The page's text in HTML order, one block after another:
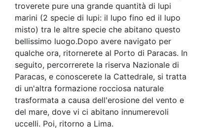
troverete pure una grande quantità di lupi
marini (2 specie di lupi: il lupo fino ed il lupo
misto) tra le altre specie che abitano questo
bellissimo luogo.Dopo avere navigato per
qualche ora, ritornerete al Porto di Paracas. In
seguito, percorrerete la riserva Nazionale di
Paracas, e conoscerete la Cattedrale, si tratta
di un'altra formazione rocciosa naturale
trasformata a causa dell'erosione del vento e
del mare, dove vi ci abitano innumerevoli
uccelli. Poi, ritorno a Lima.